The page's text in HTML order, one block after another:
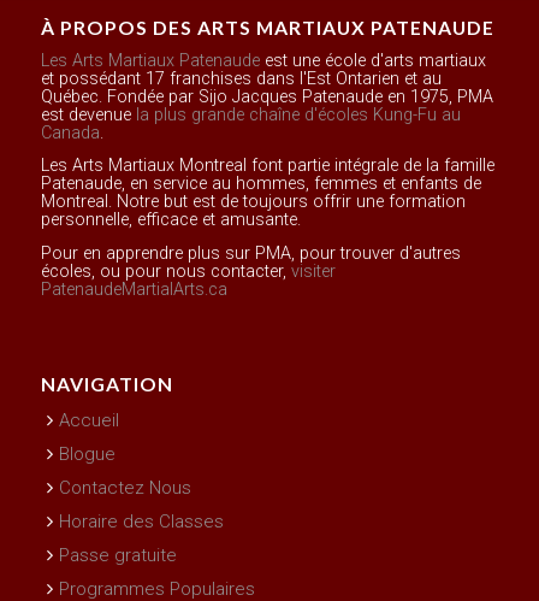
À PROPOS DES ARTS MARTIAUX PATENAUDE
Les Arts Martiaux Patenaudeest une école d'arts martiaux
et possédant 17 franchises dans l'Est Ontarien et au
Québec. Fondée par Sijo Jacques Patenaude en 1975, PMA
est devenue la plus grande chaîne d'écoles Kung-Fu au
Canada.
Les Arts Martiaux Montreal font partie intégrale de la famille
Patenaude, en service au hommes, femmes et enfants de
Montreal. Notre but est de toujours offrir une formation
personnelle, efficace et amusante.
Pour en apprendre plus sur PMA, pour trouver d'autres
écoles, ou pour nous contacter, visiter
PatenaudeMartialArts.ca
NAVIGATION
Accueil
Blogue
Contactez Nous
Horaire des Classes
Passe gratuite
Programmes Populaires